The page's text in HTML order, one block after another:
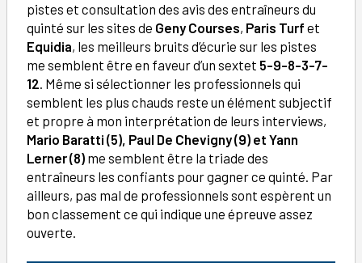
pistes et consultation des avis des entraîneurs du
quinté sur les sites de Geny Courses, Paris Turf et
Equidia, les meilleurs bruits d’écurie sur les pistes
me semblent être en faveur d’un sextet 5-9-8-3-7-
12. Même si sélectionner les professionnels qui
semblent les plus chauds reste un élément subjectif
et propre à mon interprétation de leurs interviews,
Mario Baratti (5), Paul De Chevigny (9) et Yann
Lerner (8) me semblent être la triade des
entraîneurs les confiants pour gagner ce quinté. Par
ailleurs, pas mal de professionnels sont espèrent un
bon classement ce qui indique une épreuve assez
ouverte.